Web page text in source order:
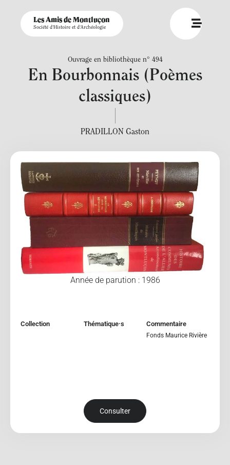
Les Amis de Montluçon
Société d'Histoire et d'Archéologie
Ouvrage en bibliothèque n° 494
En Bourbonnais (Poèmes
classiques)
PRADILLON Gaston
Année de parution : 1986
Collection Thématique·s Commentaire
Fonds Maurice Rivière
Consulter